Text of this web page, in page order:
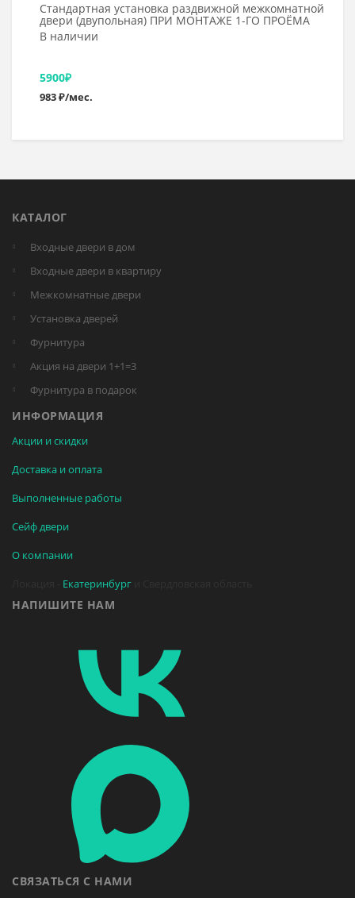
Стандартная установка раздвижной межкомнатной
двери (двупольная) ПРИ МОНТАЖЕ 1-ГО ПРОЁМА
В наличии
5900₽
983 ₽/мес.
КАТАЛОГ
Входные двери в дом
Входные двери в квартиру
Межкомнатные двери
Установка дверей
Фурнитура
Акция на двери 1+1=3
Фурнитура в подарок
ИНФОРМАЦИЯ
Акции и скидки
Доставка и оплата
Выполненные работы
Сейф двери
О компании
Екатеринбург
НАПИШИТЕ НАМ
СВЯЗАТЬСЯ С НАМИ